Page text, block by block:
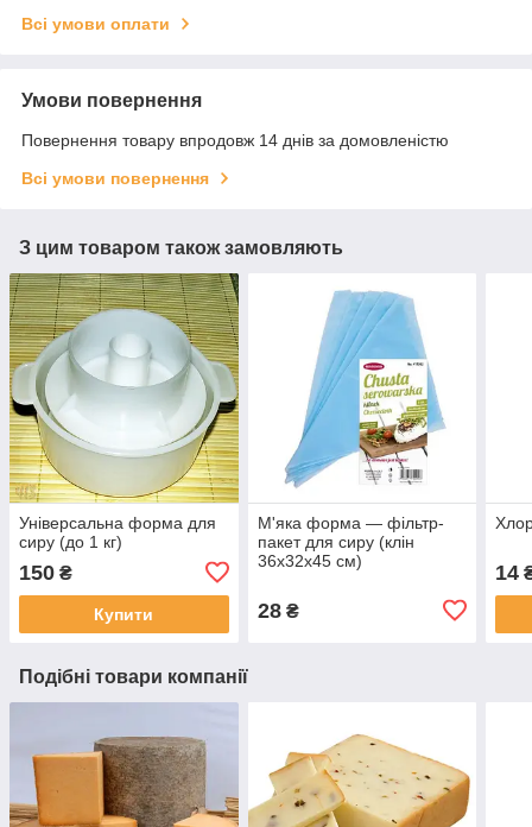
Всі умови оплати
Умови повернення
Повернення товару впродовж 14 днів за домовленістю
Всі умови повернення
З цим товаром також замовляють
Універсальна форма для
сиру (до 1 кг)
150 ₴
Купити
М'яка форма — фільтр-
пакет для сиру (клін
36x32x45 см)
28₴
14
Подібні товари компанії